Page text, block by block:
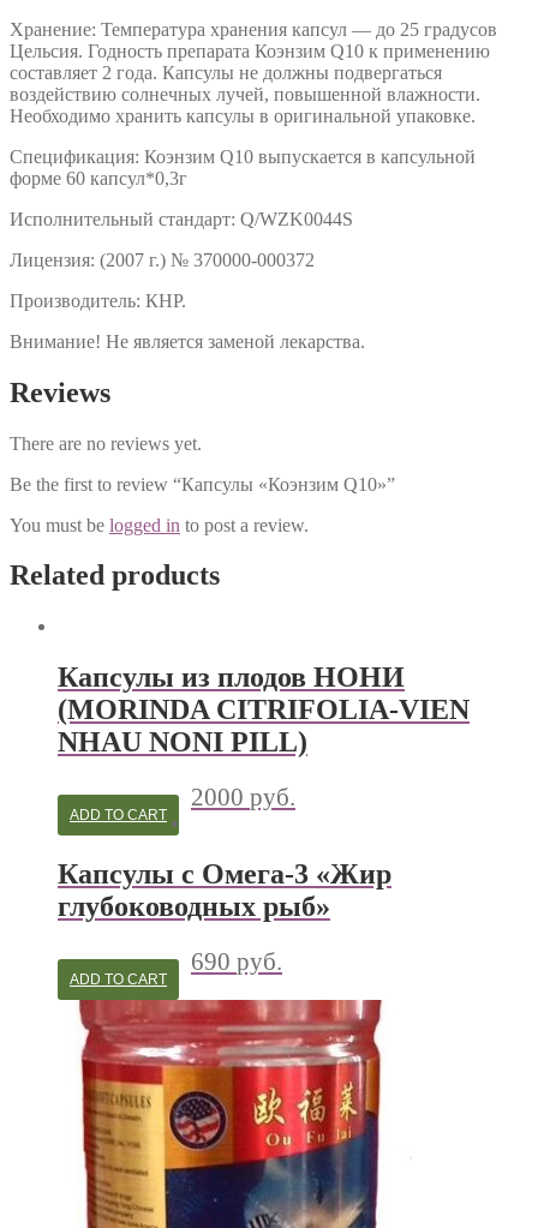
Хранение: Температура хранения капсул — до 25 градусов
Цельсия. Годность препарата Коэнзим Q10 к применению
составляет 2 года. Капсулы не должны подвергаться
воздействию солнечных лучей, повышенной влажности.
Необходимо хранить капсулы в оригинальной упаковке.
Спецификация: Коэнзим Q10 выпускается в капсульной
форме 60 капсул*0,3г
Исполнительный стандарт: Q/WZK0044S
Лицензия: (2007 г.) № 370000-000372
Производитель: КНР.
Внимание! Не является заменой лекарства.
Reviews
There are no reviews yet.
Be the first to review “Капсулы «Коэнзим Q10»”
You must be logged in to post a review.
Related products
Капсулы из плодов НОНИ
(MORINDA CITRIFOLIA-VIEN
NHAU NONI PILL)
2000 руб.
ADD TO CART
Капсулы с Омега-3 «Жир
глубоководных рыб»
690 руб.
ADD TO CART